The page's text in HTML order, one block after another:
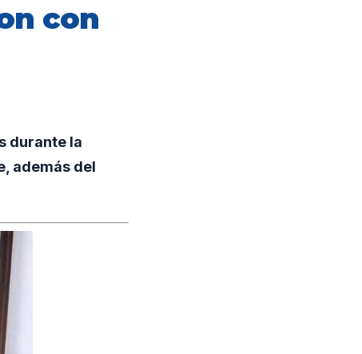
con
durante la
además del